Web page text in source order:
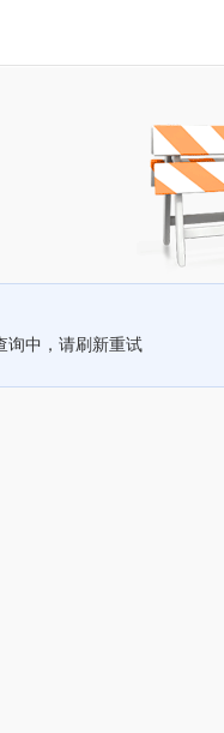
询中，请刷新重试